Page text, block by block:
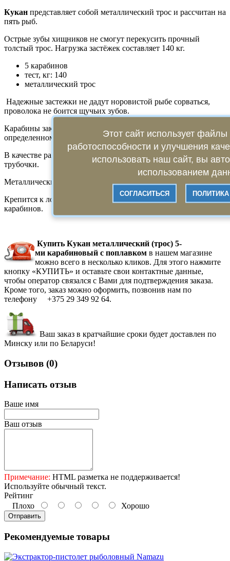
Кукан представляет собой металлический трос и рассчитан на
пять рыб.
Острые зубы хищников не смогут перекусить прочный
толстый трос. Нагрузка застёжек составляет 140 кг.
5 карабинов
тест, кг: 140
металлический трос
Надежные застежки не дадут норовистой рыбе сорваться,
проволока не боится щучьих зубов.
Карабины закреплены при помощи вертлюгов на
определенном расстоянии.
В качестве разграничителей используются силиконовые
трубочки.
Металлический трос диаметром 1.5 мм имеет длину 2.5 м.
Крепится к лодке (колышкам и т.д.) с помощью надежных
карабинов.
Купить Кукан металлический (трос) 5-
ми карабиновый с поплавком в нашем магазине
можно всего в несколько кликов. Для этого нажмите
кнопку «КУПИТЬ» и оставьте свои контактные данные,
чтобы оператор связался с Вами для подтверждения заказа.
Кроме того, заказ можно оформить, позвонив нам по
телефону +375 29 349 92 64.
Ваш заказ в кратчайшие сроки будет доставлен по
Минску или по Беларуси!
Отзывов (0)
Написать отзыв
Ваше имя
Ваш отзыв
Примечание: HTML разметка не поддерживается!
Используйте обычный текст.
Рейтинг
Плохо
Хорошо
Отправить
Рекомендуемые товары
Этот сайт использует
работоспособности и улучшения
использовать наш сайт, вы
использованием
СОГЛАСИТЬСЯ